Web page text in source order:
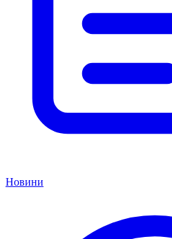
Новини